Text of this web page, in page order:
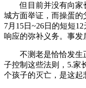
但目前并没有向家
城方面举证，而操蛋的
7月15日~26日的短短
响应的弥补义务。事发
不测老是恰恰发生
子控制这些法则，5.家
个孩子的灭亡，是这起